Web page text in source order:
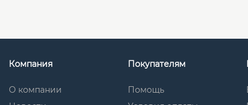
Компания
О компании
Покупателям
Помощь